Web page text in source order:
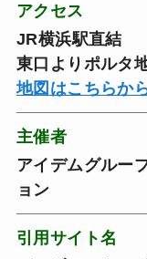
アクセス
JR横浜駅直結
東口よりポルタ
地図はこちらか
主催者
アイデムグルー
ョン
引用サイト名